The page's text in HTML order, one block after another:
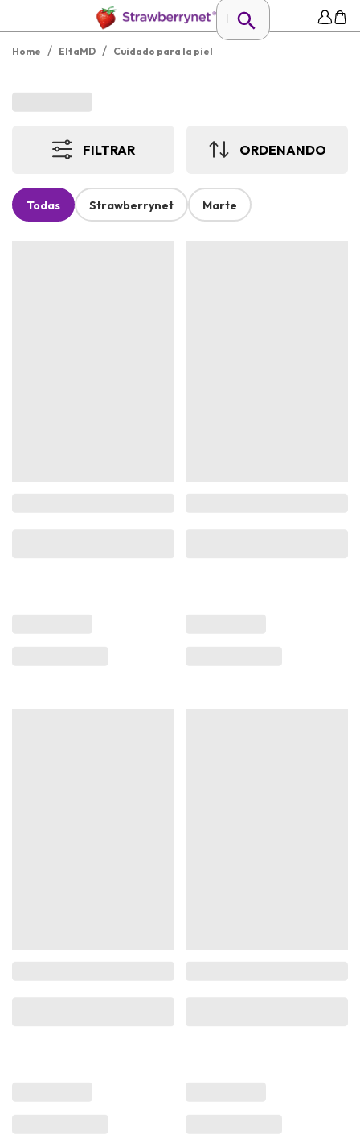
Home / EltaMD / Cuidado para la piel
FILTRAR ORDENANDO
Todas Strawberrynet Marte